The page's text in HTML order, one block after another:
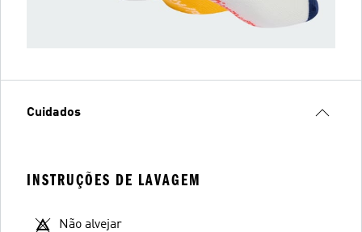
Cuidados
INSTRUÇÕES DE LAVAGEM
Não alvejar